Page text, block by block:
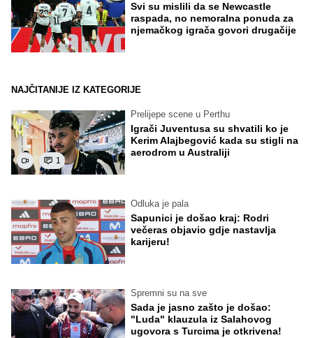
Svi su mislili da se Newcastle
raspada, no nemoralna ponuda za
njemačkog igrača govori drugačije
NAJČITANIJE IZ KATEGORIJE
1
Prelijepe scene u Perthu
Igrači Juventusa su shvatili ko je
Kerim Alajbegović kada su stigli na
aerodrom u Australiji
Odluka je pala
Sapunici je došao kraj: Rodri
večeras objavio gdje nastavlja
karijeru!
Spremni su na sve
Sada je jasno zašto je došao:
"Luda" klauzula iz Salahovog
ugovora s Turcima je otkrivena!